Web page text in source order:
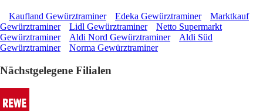
Kaufland Gewürztraminer Edeka Gewürztraminer
Marktkauf
Gewürztraminer
Lidl Gewürztraminer
Netto Supermarkt
Gewürztraminer
Aldi Nord Gewürztraminer
Aldi Süd
Gewürztraminer
Norma Gewürztraminer
Nächstgelegene Filialen